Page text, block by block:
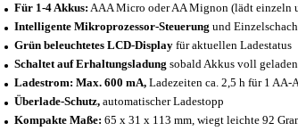
Für 1-4 Akkus: AAA Micro oder AA Mignon (lädt einzeln
Intelligente Mikroprozessor-Steuerung und
Grün beleuchtetes LCD-Display für aktuellen Ladestatus
Schaltet auf Erhaltungsladung sobald Akkus voll
Ladestrom: Max. 600 mA, Ladezeiten ca. 2,5 h für 1
Überlade-Schutz, automatischer Ladestopp
Kompakte Maße: 65 x 31 x 113 mm, wiegt leichte 92